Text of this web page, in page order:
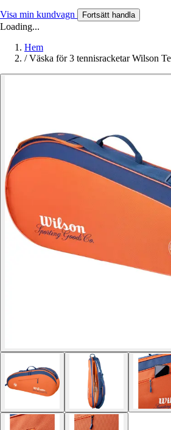
Visa min kundvagn Fortsätt handla
Loading...
Hem
/ Väska för 3 tennisracketar Wilson